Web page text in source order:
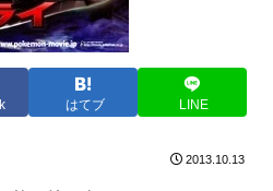
はてブ LINE
2013.10.13